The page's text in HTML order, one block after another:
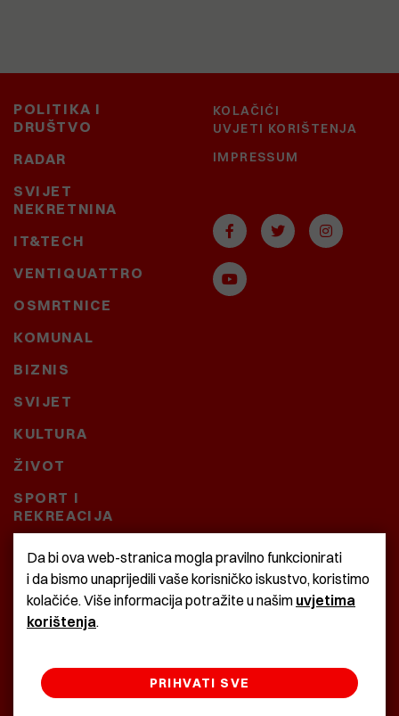
POLITIKA I
DRUŠTVO
RADAR
SVIJET
NEKRETNINA
IT&TECH
VENTIQUATTRO
OSMRTNICE
KOMUNAL
BIZNIS
SVIJET
KULTURA
ŽIVOT
SPORT I
REKREACIJA
CRNA KRONIKA
BAŠTARDINI I PRAVI
KRASNA ZEMLJA
KOLAČIĆI
UVJETI KORIŠTENJA
IMPRESSUM
Da bi ova web-stranica mogla pravilno funkcionirati
i da bismo unaprijedili vaše korisničko iskustvo, koristimo
kolačiće. Više informacija potražite u našim uvjetima
korištenja.
PRIHVATI SVE